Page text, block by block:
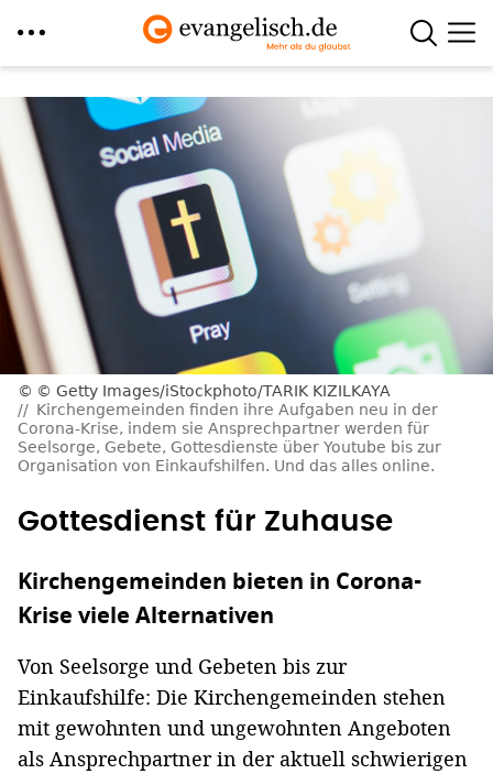
zum
Inhalt
© Getty Images/iStockphoto/TARIK KIZILKAYA
Kirchengemeinden finden ihre Aufgaben neu in der
Corona-Krise, indem sie Ansprechpartner werden für
Seelsorge, Gebete, Gottesdienste über Youtube bis zur
Organisation von Einkaufshilfen. Und das alles online.
Gottesdienst für Zuhause
Kirchengemeinden bieten in Corona-
Krise viele Alternativen
Von Seelsorge und Gebeten bis zur
Einkaufshilfe: Die Kirchengemeinden stehen
mit gewohnten und ungewohnten Angeboten
als Ansprechpartner in der aktuell schwierigen